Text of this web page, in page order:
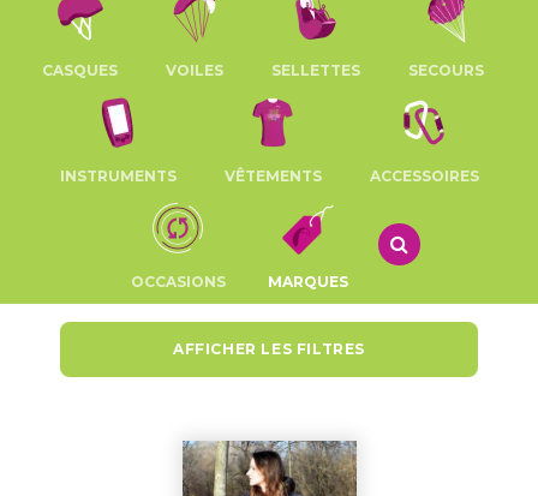
CASQUES VOILES SELLETTES SECOURS
INSTRUMENTS VÊTEMENTS ACCESSOIRES
OCCASIONS MARQUES
AFFICHER LES FILTRES